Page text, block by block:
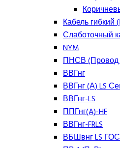
Кабель гибкий
Слаботочный
NYM
ПНСВ (Провод
ВВГнг
ВВГнг (А) LS
ВВГнг-LS
ППГнг(A)-HF
ВВГнг-FRLS
ВБШвнг LS